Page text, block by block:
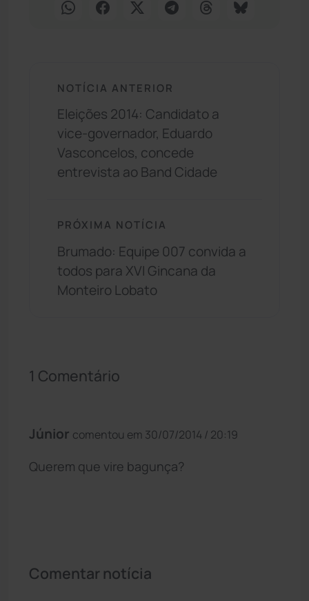
NOTÍCIA ANTERIOR
Eleições 2014: Candidato a
vice-governador, Eduardo
Vasconcelos, concede
entrevista ao Band Cidade
PRÓXIMA NOTÍCIA
Brumado: Equipe 007 convida a
todos para XVI Gincana da
Monteiro Lobato
1 Comentário
Júnior comentou em 30/07/2014 / 20:19
Querem que vire bagunça?
Comentar notícia